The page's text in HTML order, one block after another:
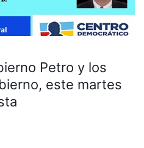
Petro y los
este martes